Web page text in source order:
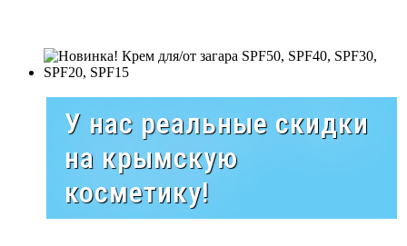
У нас реальные скидки
на крымскую
косметику!